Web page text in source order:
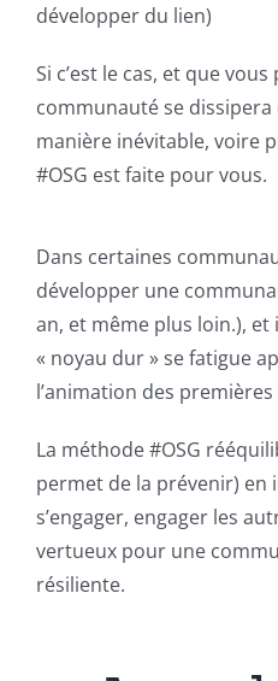
développer du lien)
Si c’est le cas, et que
communauté se
manière inévitable, voire
#OSG est faite pour vous.
Dans certaines
développer une
an, et même plus loin.), et
« noyau dur » se fatigue
l’animation des
La méthode #OSG
permet de la prévenir) en
s’engager, engager les
vertueux pour une
résiliente.